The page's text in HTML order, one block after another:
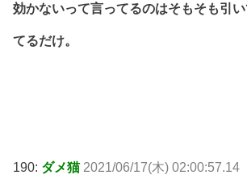
効かないって言ってるのはそもそも引
てるだけ。
190: ダメ猫 2021/06/17(木) 02:00:57.14